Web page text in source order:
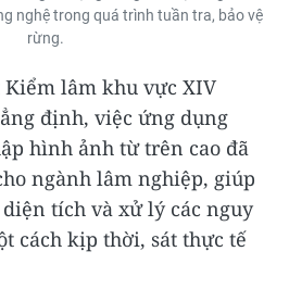
nghệ trong quá trình tuần tra, bảo vệ
rừng.
lâm khu vực XIV
định, việc ứng dụng
hình ảnh từ trên cao đã
ngành lâm nghiệp, giúp
tích và xử lý các nguy
cách kịp thời, sát thực tế